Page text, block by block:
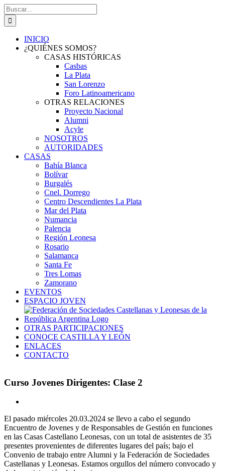
Saltar
al
contenido
Buscar:
INICIO
¿QUIÉNES SOMOS?
CASAS HISTÓRICAS
Casbas
La Plata
San Lorenzo
Foro Latinoamericano
OTRAS RELACIONES
Proyecto Nacional
Alumni
Acyle
NOSOTROS
AUTORIDADES
CASAS
Bahía Blanca
Bolívar
Burgalés
Cnel. Dorrego
Centro Descendientes La Plata
Mar del Plata
Numancia
Palencia
Región Leonesa
Rosario
Salamanca
Santa Fe
Tres Lomas
Zamorano
EVENTOS
ESPACIO JOVEN
OTRAS PARTICIPACIONES
CONOCE CASTILLA Y LEÓN
ENLACES
CONTACTO
Curso Jovenes Dirigentes: Clase 2
más
grande
El pasado miércoles 20.03.2024 se llevo a cabo el segundo
Encuentro de Jovenes y de Responsables de Gestión en funciones
en las Casas Castellano Leonesas, con un total de asistentes de 35
presentes provenientes de diferentes lugares del país; bajo el
Convenio de trabajo entre Alumni y la Federación de Sociedades
Castellanas y Leonesas. Estamos orgullos del número convocado y